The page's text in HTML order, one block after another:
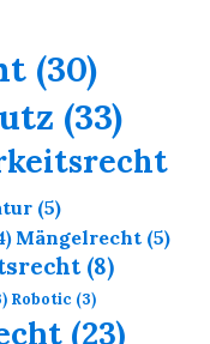
(30)
(33)
(5)
Mängelrecht (5)
(8)
Robotic (3)
(23)